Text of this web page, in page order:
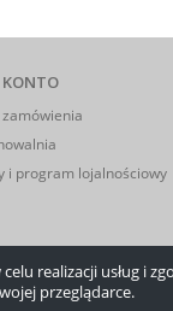
realizacji usług i
przeglądarce.
KONTO
i program lojalnościowy